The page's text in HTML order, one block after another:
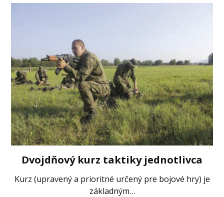
Dvojdňový kurz taktiky jednotlivca
Kurz (upravený a prioritné určený pre bojové hry) je
základným…